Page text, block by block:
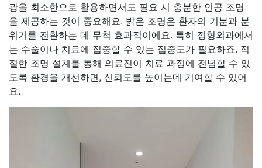
광을 최소한으로 활용하면서도 필요 시 충분한 인공 조명
을 제공하는 것이 중요해요. 밝은 조명은 환자의 기분과 분
위기를 전환하는 데 무척 효과적이에요. 특히 정형외과에서
는 수술이나 치료에 집중할 수 있는 집중도가 필요하죠. 적
절한 조명 설계를 통해 의료진이 치료 과정에 전념할 수 있
도록 환경을 개선하면, 신뢰도를 높이는데 기여할 수 있어
요.